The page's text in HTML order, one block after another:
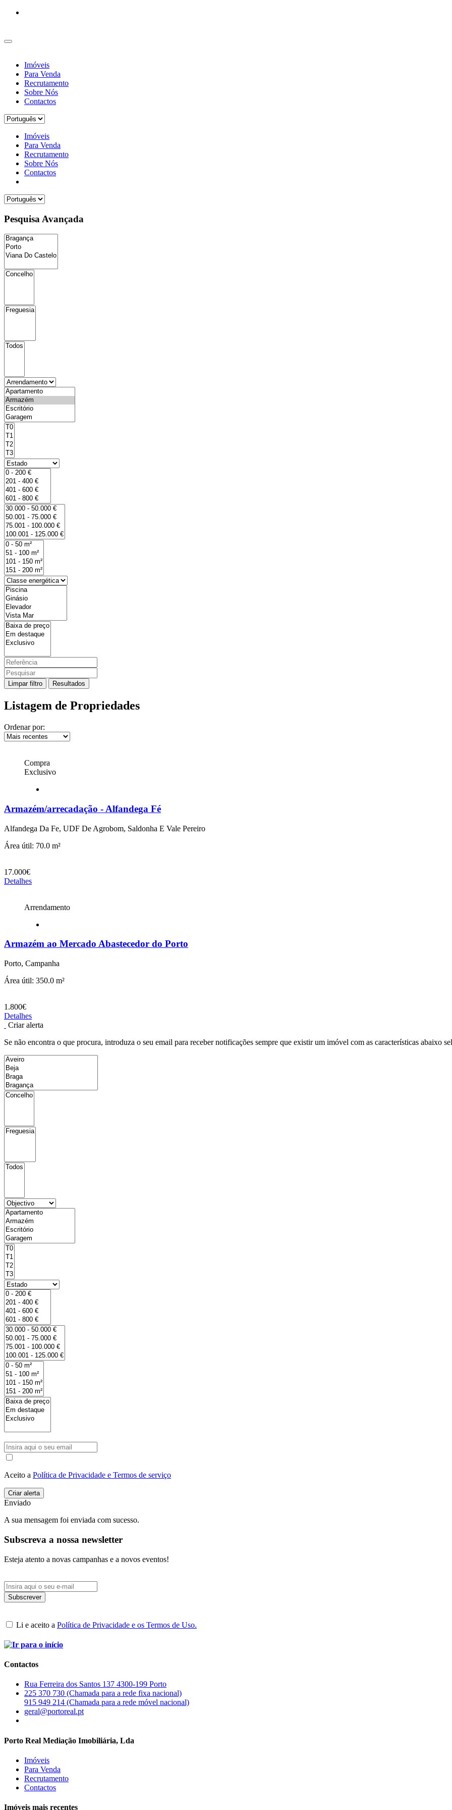
Imóveis
Para Venda
Recrutamento
Sobre Nós
Contactos
Imóveis
Para Venda
Recrutamento
Sobre Nós
Contactos
Pesquisa Avançada
Limpar filtro Resultados
Listagem de Propriedades
Ordenar por:
Compra
Exclusivo
Armazém/arrecadação - Alfandega Fé
Alfandega Da Fe, UDF De Agrobom, Saldonha E Vale Pereiro
Área útil: 70.0 m²
17.000€
Detalhes
Arrendamento
Armazém ao Mercado Abastecedor do Porto
Porto, Campanha
Área útil: 350.0 m²
1.800€
Detalhes
Criar alerta
Se não encontra o que procura, introduza o seu email para receber notificações sempre que existir um imóvel com as características abaixo
Aceito a Política de Privacidade e Termos de serviço
Enviado
A sua mensagem foi enviada com sucesso.
Subscreva a nossa newsletter
Esteja atento a novas campanhas e a novos eventos!
Li e aceito a Política de Privacidade e os Termos de Uso.
Contactos
Rua Ferreira dos Santos 137 4300-199 Porto
225 370 730 (Chamada para a rede fixa nacional)
915 949 214 (Chamada para a rede móvel nacional)
geral@portoreal.pt
Porto Real Mediação Imobiliária, Lda
Imóveis
Para Venda
Recrutamento
Contactos
Imóveis mais recentes